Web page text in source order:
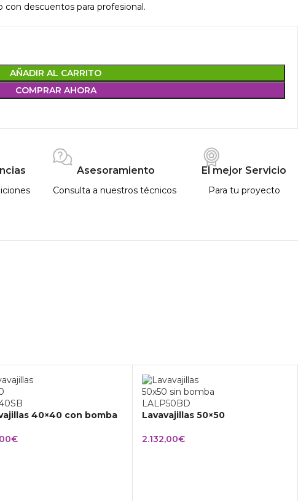
con descuentos para profesional.
AÑADIR AL CARRITO
COMPRAR AHORA
Asesoramiento
Consulta a nuestros técnicos
El mejor Servicio
Para tu proyecto
40×40 con bomba
€
Lavavajillas 50×50
2.132,00€